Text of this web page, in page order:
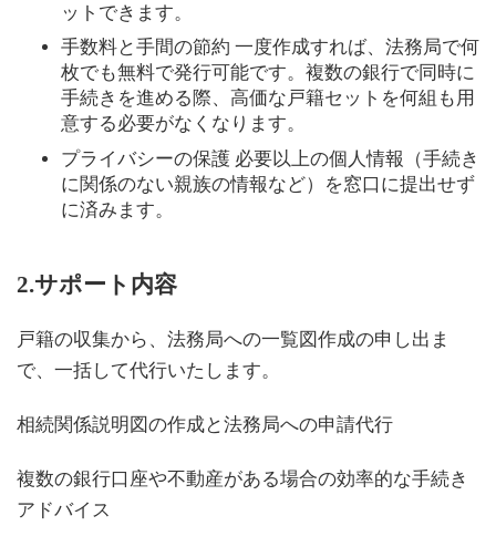
ットできます。
手数料と手間の節約 一度作成すれば、法務局で何
枚でも無料で発行可能です。複数の銀行で同時に
手続きを進める際、高価な戸籍セットを何組も用
意する必要がなくなります。
プライバシーの保護 必要以上の個人情報（手続き
に関係のない親族の情報など）を窓口に提出せず
に済みます。
2.サポート内容
戸籍の収集から、法務局への一覧図作成の申し出ま
で、一括して代行いたします。
相続関係説明図の作成と法務局への申請代行
複数の銀行口座や不動産がある場合の効率的な手続き
アドバイス